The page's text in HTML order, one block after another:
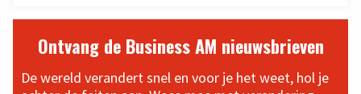
Ontvang de Business AM nieuwsbrieven
De wereld verandert snel en voor je het weet, hol je